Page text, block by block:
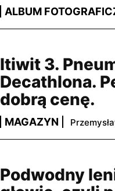
ALBUM
Itiwit 3.
Decathlona.
dobrą cenę.
MAGAZYN
Podwodny